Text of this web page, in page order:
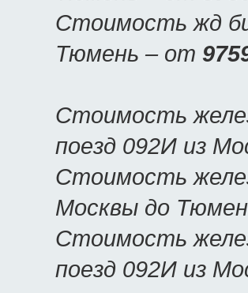
Стоимость жд
Тюмень – от
Стоимость
поезд 092И из
Стоимость
Москвы до
Стоимость
поезд 092И из